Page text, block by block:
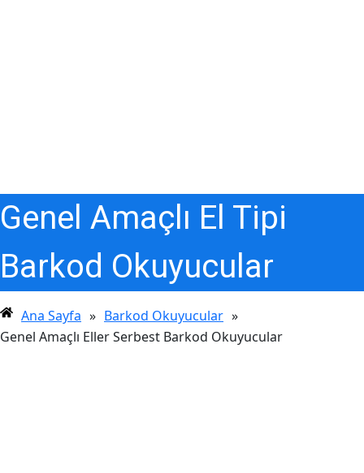
Genel Amaçlı El Tipi
Barkod Okuyucular
Ana Sayfa » Barkod Okuyucular »
Genel Amaçlı Eller Serbest Barkod Okuyucular